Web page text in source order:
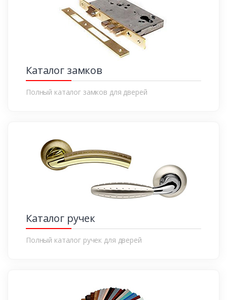
Каталог замков
Полный каталог замков для дверей
Каталог ручек
Полный каталог ручек для дверей